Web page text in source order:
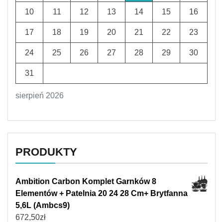
sierpień 2026
10 11 12 13 14 15 16
17 18 19 20 21 22 23
24 25 26 27 28 29 30
31
PRODUKTY
Ambition Carbon Komplet Garnków 8
Elementów + Patelnia 20 24 28 Cm+ Brytfanna
5,6L (Ambcs9)
672,50zł